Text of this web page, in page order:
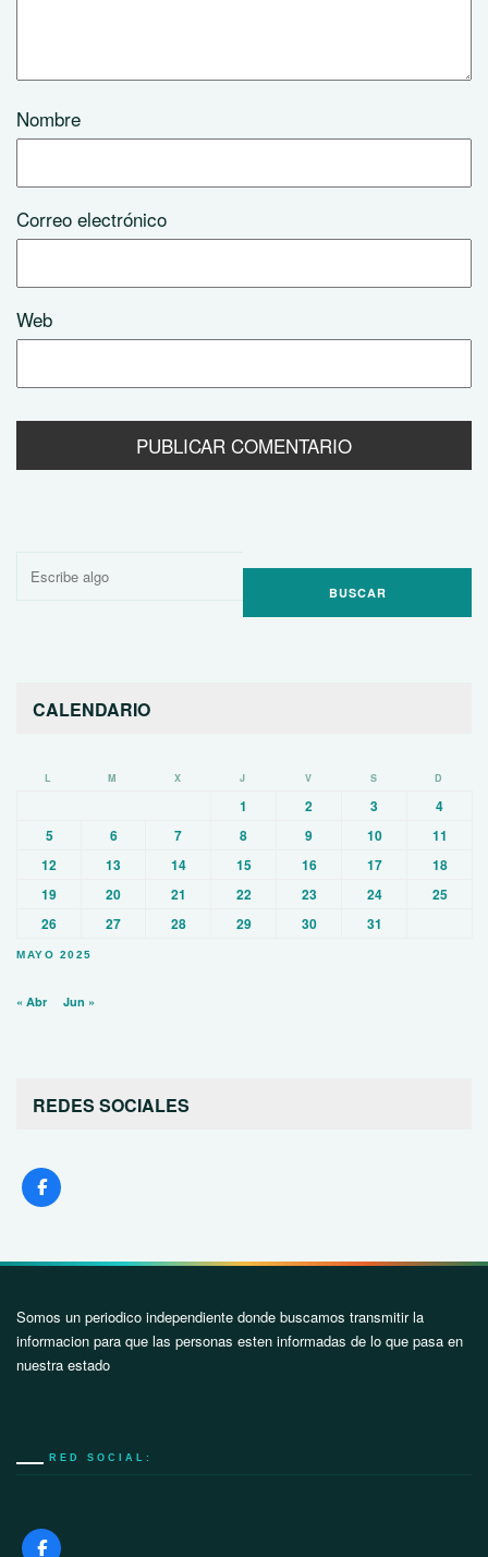
Nombre
Correo electrónico
Web
Buscar
CALENDARIO
MAYO 2025
L M X J V S D
1 2 3
4
5
6 7 8 9 10
11
12
13 14 15 16 17
18
19
20 21 22 23 24
25
26
27 28 29 30 31
« Abr Jun »
REDES SOCIALES
Somos un periodico independiente donde buscamos transmitir la
informacion para que las personas esten informadas de lo que pasa en
nuestra estado
RED SOCIAL: